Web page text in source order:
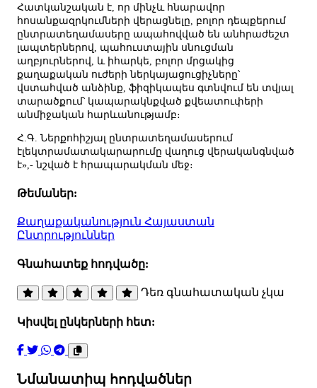
Հատկանշական է, որ մինչև հնարավոր
հոսանքազրկումների վերացնելը, բոլոր դեպքերում
ընտրատեղամասերը ապահովված են անհրաժեշտ
լապտերներով, պահուստային սնուցման
աղբյուրներով, և իհարկե, բոլոր մրցակից
քաղաքական ուժերի ներկայացուցիչները՝
վստահված անձինք, ֆիզիկապես գտնվում են տվյալ
տարածքում՝ կապարակնքված քվեատուփերի
անմիջական հարևանությամբ։
Հ.Գ. Ներքոհիշյալ ընտրատեղամասերում
էլեկտրամատակարարումը վաղուց վերականգնված
է»,- նշված է հրապարակման մեջ։
Թեմաներ:
Քաղաքականություն Հայաստան
Ընտրություններ
Գնահատեք հոդվածը:
Դեռ գնահատական չկա
Կիսվել ընկերների հետ:
Նմանատիպ հոդվածներ